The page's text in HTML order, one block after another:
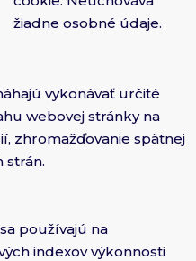
žiadne osobné údaje.
vykonávať určité
webovej stránky na
zhromažďovanie spätnej
strán.
používajú na
indexov výkonnosti